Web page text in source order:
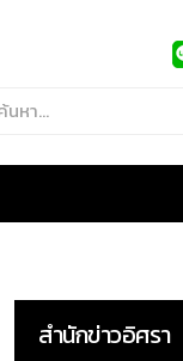
สำนักข่าวอิศรา